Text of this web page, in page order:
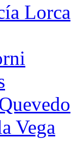
Lorca
Vega